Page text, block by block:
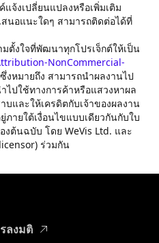
แจ้งเปลี่ยนแปลงหรือเพิ่มเติม
นอแนะใดๆ สามารถติดต่อได้ที่
ตั้งใจที่พัฒนาทุกโปรเจ็กต์ให้เป็น
NonCommercial-
ซึ่งหมายถึง สามารถนำผลงานไป
ปใช้ทางการค้าหรือแสวงหาผล
บและให้เครดิตกับเจ้าของผลงาน
ายใต้เงื่อนไขแบบเดียวกันกับใบ
ต้นฉบับ โดย WeVis Ltd. และ
ร่วมกัน
ลงมติ